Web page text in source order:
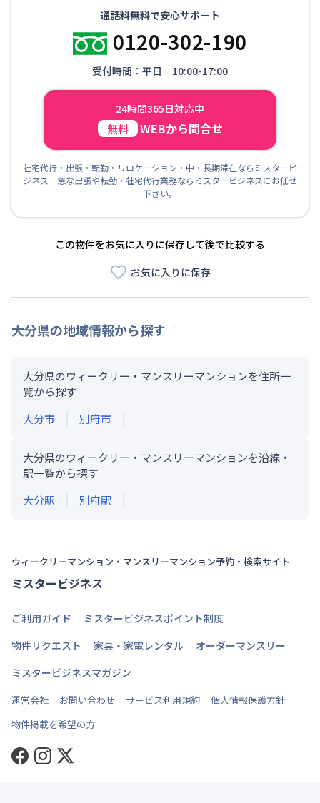
通話料無料で安心サポート
0120-302-190
受付時間：平日 10:00-17:00
24時間365日対応中
無料 WEBから問合せ
社宅代行・出張・転勤・リロケーション・中・長期滞在ならミスタービ
ジネス 急な出張や転勤・社宅代行業務ならミスタービジネスにお任せ
下さい。
この物件をお気に入りに保存して後で比較する
お気に入りに保存
大分県の地域情報から探す
大分県のウィークリー・マンスリーマンションを住所一
覧から探す
大分市
別府市
大分県のウィークリー・マンスリーマンションを沿線・
駅一覧から探す
大分駅 別府駅
ウィークリーマンション・マンスリーマンション予約・検索サイト
ミスタービジネス
ご利用ガイド
ミスタービジネスポイント制度
物件リクエスト
家具・家電レンタル
オーダーマンスリー
ミスタービジネスマガジン
運営会社 お問い合わせ サービス利用規約
個人情報保護方針
物件掲載を希望の方
Facebook
Instagram
Twitter